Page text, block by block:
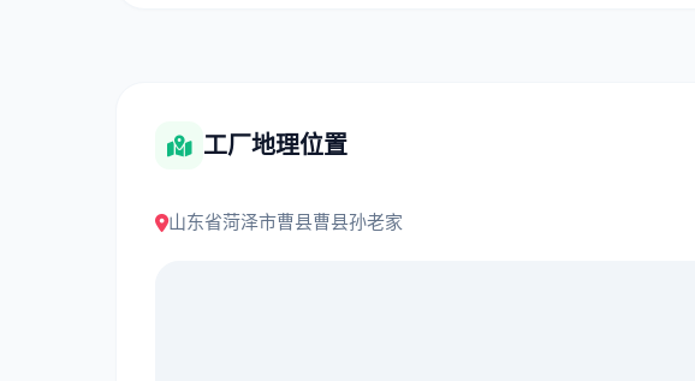
工厂地理位置
山东省菏泽市曹县曹县孙老家